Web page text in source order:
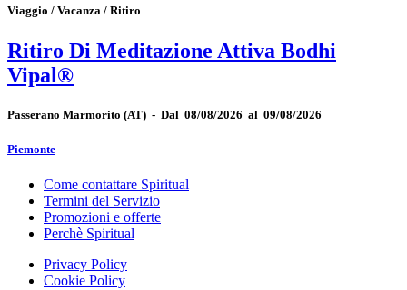
Viaggio / Vacanza / Ritiro
Ritiro Di Meditazione Attiva Bodhi
Vipal®
Passerano Marmorito (AT) - Dal 08/08/2026 al 09/08/2026
Piemonte
Come contattare Spiritual
Termini del Servizio
Promozioni e offerte
Perchè Spiritual
Privacy Policy
Cookie Policy